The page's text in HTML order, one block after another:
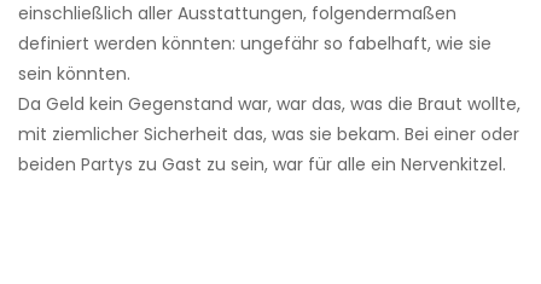
einschließlich aller Ausstattungen, folgendermaßen
definiert werden könnten: ungefähr so ​​fabelhaft, wie sie
sein könnten.
Da Geld kein Gegenstand war, war das, was die Braut wollte,
mit ziemlicher Sicherheit das, was sie bekam. Bei einer oder
beiden Partys zu Gast zu sein, war für alle ein Nervenkitzel.